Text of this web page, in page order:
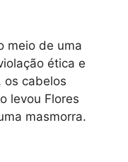
meio de uma
ética e
os cabelos
levou Flores
masmorra.